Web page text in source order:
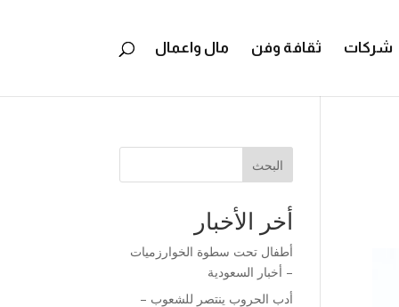
شركات ثقافة وفن مال واعمال
البحث
أخر الأخبار
أطفال تحت سطوة الخوارزميات
– أخبار السعودية
أدب الحروب ينتصر للشعوب –